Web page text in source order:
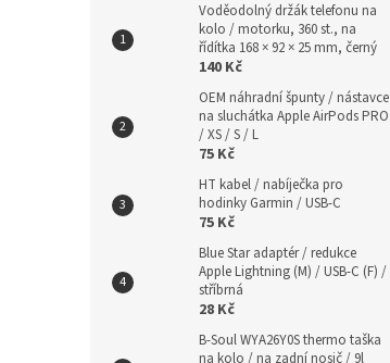
Voděodolný držák telefonu na
kolo / motorku, 360 st., na
řídítka 168 × 92 × 25 mm, černý
140 Kč
OEM náhradní špunty / nástavce
na sluchátka Apple AirPods PRO
/ XS / S / L
75 Kč
HT kabel / nabíječka pro
hodinky Garmin / USB-C
75 Kč
Blue Star adaptér / redukce
Apple Lightning (M) / USB-C (F) /
stříbrná
28 Kč
B-Soul WYA26Y0S thermo taška
na kolo / na zadní nosič / 9l